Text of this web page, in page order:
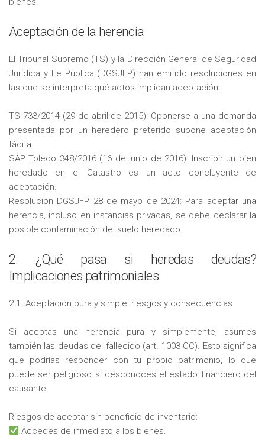
Aceptación de la herencia
El Tribunal Supremo (TS) y la Dirección General de Seguridad
Jurídica y Fe Pública (DGSJFP) han emitido resoluciones en
las que se interpreta qué actos implican aceptación:
TS 733/2014 (29 de abril de 2015): Oponerse a una demanda
presentada por un heredero preterido supone aceptación
tácita.
SAP Toledo 348/2016 (16 de junio de 2016): Inscribir un bien
heredado en el Catastro es un acto concluyente de
aceptación.
Resolución DGSJFP 28 de mayo de 2024: Para aceptar una
herencia, incluso en instancias privadas, se debe declarar la
posible contaminación del suelo heredado.
2. ¿Qué pasa si heredas deudas?
Implicaciones patrimoniales
2.1. Aceptación pura y simple: riesgos y consecuencias
Si aceptas una herencia pura y simplemente, asumes
también las deudas del fallecido (art. 1003 CC). Esto significa
que podrías responder con tu propio patrimonio, lo que
puede ser peligroso si desconoces el estado financiero del
causante.
Riesgos de aceptar sin beneficio de inventario:
Accedes de inmediato a los bienes.